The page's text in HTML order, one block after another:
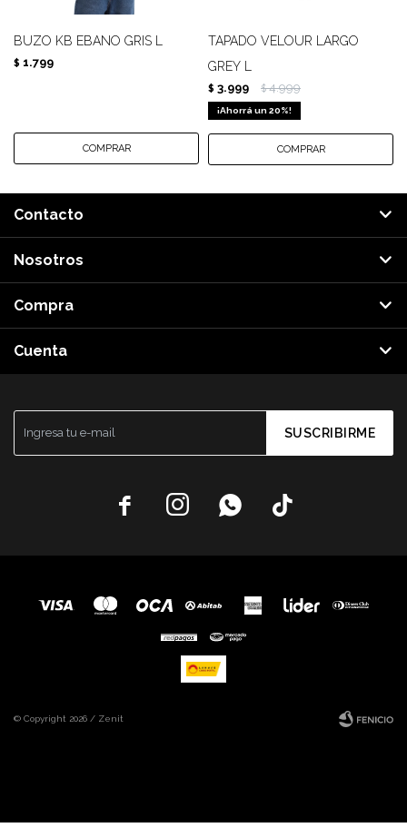
BUZO KB EBANO GRIS L
$ 1.799
TAPADO VELOUR LARGO
GREY L
$ 3.999 $ 4.999
20
SUSCRIBIRME
   
Contacto
Nosotros
Compra
Cuenta
© Copyright 2026 / Zenit